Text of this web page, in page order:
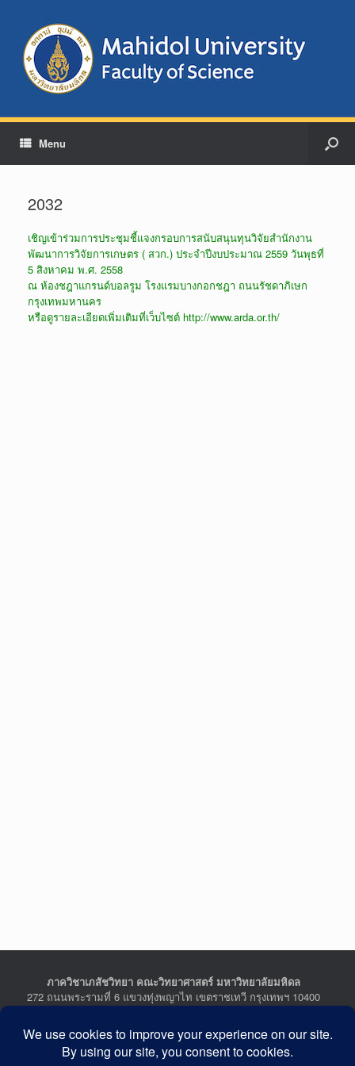
Menu
2032
เชิญเข้าร่วมการประชุมชี้แจงกรอบการสนับสนุนทุนวิจัยสำนักงาน
พัฒนาการวิจัยการเกษตร ( สวก.) ประจำปีงบประมาณ 2559 วันพุธที่
5 สิงหาคม พ.ศ. 2558
ณ ห้องชฎาแกรนด์บอลรูม โรงแรมบางกอกชฎา ถนนรัชดาภิเษก
กรุงเทพมหานคร
หรือดูรายละเอียดเพิ่มเติมที่เว็บไซต์ http://www.arda.or.th/
ภาควิชาเภสัชวิทยา คณะวิทยาศาสตร์ มหาวิทยาลัยมหิดล
272 ถนนพระรามที่ 6 แขวงทุ่งพญาไท เขตราชเทวี กรุงเทพฯ 10400
Department of Pharmacology, Faculty of Science, Mahidol
University
272 Rama VI Road, Ratchathewi District, Bangkok 10400